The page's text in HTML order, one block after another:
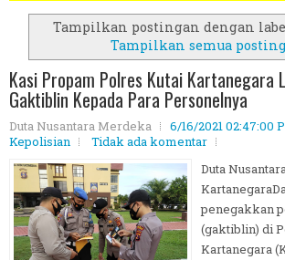
Tampilkan postingan dengan
Tampilkan semua
Kasi Propam Polres Kutai Kartanegara
Gaktiblin Kepada Para Personelnya
Duta Nusantara Merdeka 6/16/2021 02:47:00
Kepolisian
Tidak ada komentar
Duta
penegakkan
(gaktiblin) di
Kartanegara